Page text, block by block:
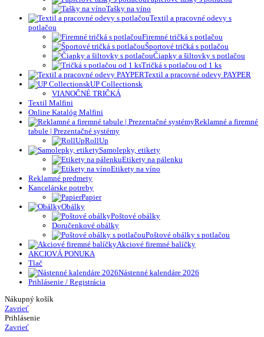
Tašky na víno
Textil a pracovné odevy s
potlačou
Firemné tričká s potlačou
Športové tričká s potlačou
Čiapky a šiltovky s potlačou
Tričká s potlačou od 1 ks
Textil a pracovné odevy PAYPER
UP Collectionsk
VIANOČNÉ TRIČKÁ
Textil Malfini
Online Katalóg Malfini
Reklamné a firemné
tabule | Prezentačné systémy
RollUp
Samolepky, etikety
Etikety na pálenku
Etikety na víno
Reklamné predmety
Kancelárske potreby
Papier
Obálky
Poštové obálky
Doručenkové obálky
Poštové obálky s potlačou
Akciové firemné balíčky
AKCIOVÁ PONUKA
Tlač
Nástenné kalendáre 2026
Prihlásenie / Registrácia
Nákupný košík
Zavrieť
Prihlásenie
Zavrieť